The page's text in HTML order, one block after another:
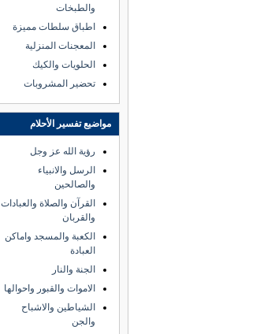
والطبخات
اطباق سلطات مميزة
المعجنات المنزلية
الحلويات والكيك
تحضير المشروبات
مواضيع تفسير الأحلام
رؤية الله عز وجل
الرسل والانبياء
والصالحين
القرآن والصلاة والعبادات
والقربان
الكعبة والمسجد واماكن
العبادة
الجنة والنار
الاموات والقبور واحوالها
الشياطين والاشباح
والجن